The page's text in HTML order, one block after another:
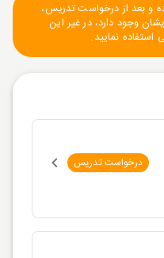
و بعد از درخواست تدریس،
وجود دارد، در غیر این
استفاده نمایید.
درخواست تدریس